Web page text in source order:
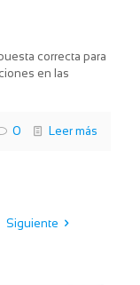
correcta para
en las
0 Leer más
Siguiente